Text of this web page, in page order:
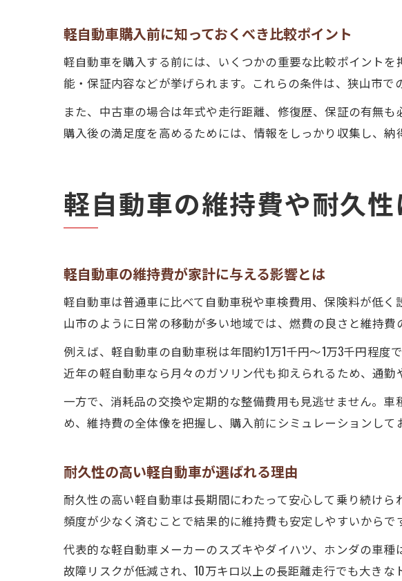
軽自動車購入前に知っておくべき比較ポイント
軽自動車を購入する前には、いくつかの重要な比較ポイント
能・保証内容などが挙げられます。これらの条件は、狭山市で
また、中古車の場合は年式や走行距離、修復歴、保証の有無
購入後の満足度を高めるためには、情報をしっかり収集し、納
軽自動車の維持費や耐久
軽自動車の維持費が家計に与える影響とは
軽自動車は普通車に比べて自動車税や車検費用、保険料が低
山市のように日常の移動が多い地域では、燃費の良さと維持費
例えば、軽自動車の自動車税は年間約1万1千円〜1万3千円程
近年の軽自動車なら月々のガソリン代も抑えられるため、通勤
一方で、消耗品の交換や定期的な整備費用も見逃せません。
め、維持費の全体像を把握し、購入前にシミュレーションして
耐久性の高い軽自動車が選ばれる理由
耐久性の高い軽自動車は長期間にわたって安心して乗り続け
頻度が少なく済むことで結果的に維持費も安定しやすいからで
代表的な軽自動車メーカーのスズキやダイハツ、ホンダの車
故障リスクが低減され、10万キロ以上の長距離走行でも大きな